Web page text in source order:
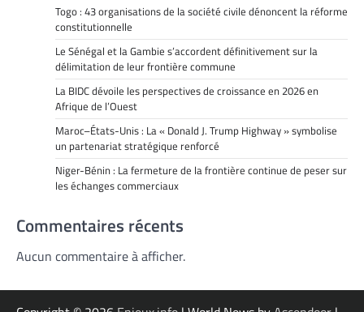
Togo : 43 organisations de la société civile dénoncent la réforme
constitutionnelle
Le Sénégal et la Gambie s’accordent définitivement sur la
délimitation de leur frontière commune
La BIDC dévoile les perspectives de croissance en 2026 en
Afrique de l’Ouest
Maroc–États-Unis : La « Donald J. Trump Highway » symbolise
un partenariat stratégique renforcé
Niger-Bénin : La fermeture de la frontière continue de peser sur
les échanges commerciaux
Commentaires récents
Aucun commentaire à afficher.